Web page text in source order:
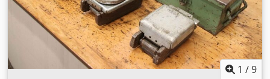
1 /9